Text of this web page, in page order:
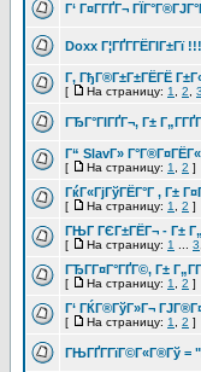
Г‘ Г¤Г­ГҐГ¬
Doxx Г¦ГҐГ­ГЁГІГ±Гї !!!
Г‚ ГђГ®Г±Г±ГЁГЁ
[ На страницу: 1 2 3
ГЂГ°ГІГҐГ¬, Г±
Г“ SlavГ»
[ На страницу: 1 2 ]
ГќГ«ГјГўГЁГ°Г , Г±
[ На страницу: 1 2 ]
ГЊГ ГЄГ±ГЁГ¬ - Г±
[ На страницу: 1 3
ГЂГ­Г¤Г°ГҐГ©, Г±
[ На страницу: 1 2 ]
Г‘ ГЌГ®ГўГ»Г¬
[ На страницу: 1 2 ]
ГЊГҐГ­ГїГ©Г«Г®Гў =